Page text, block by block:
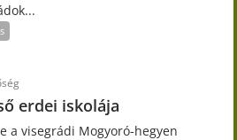
erdei iskolája
a visegrádi Mogyoró-hegyen